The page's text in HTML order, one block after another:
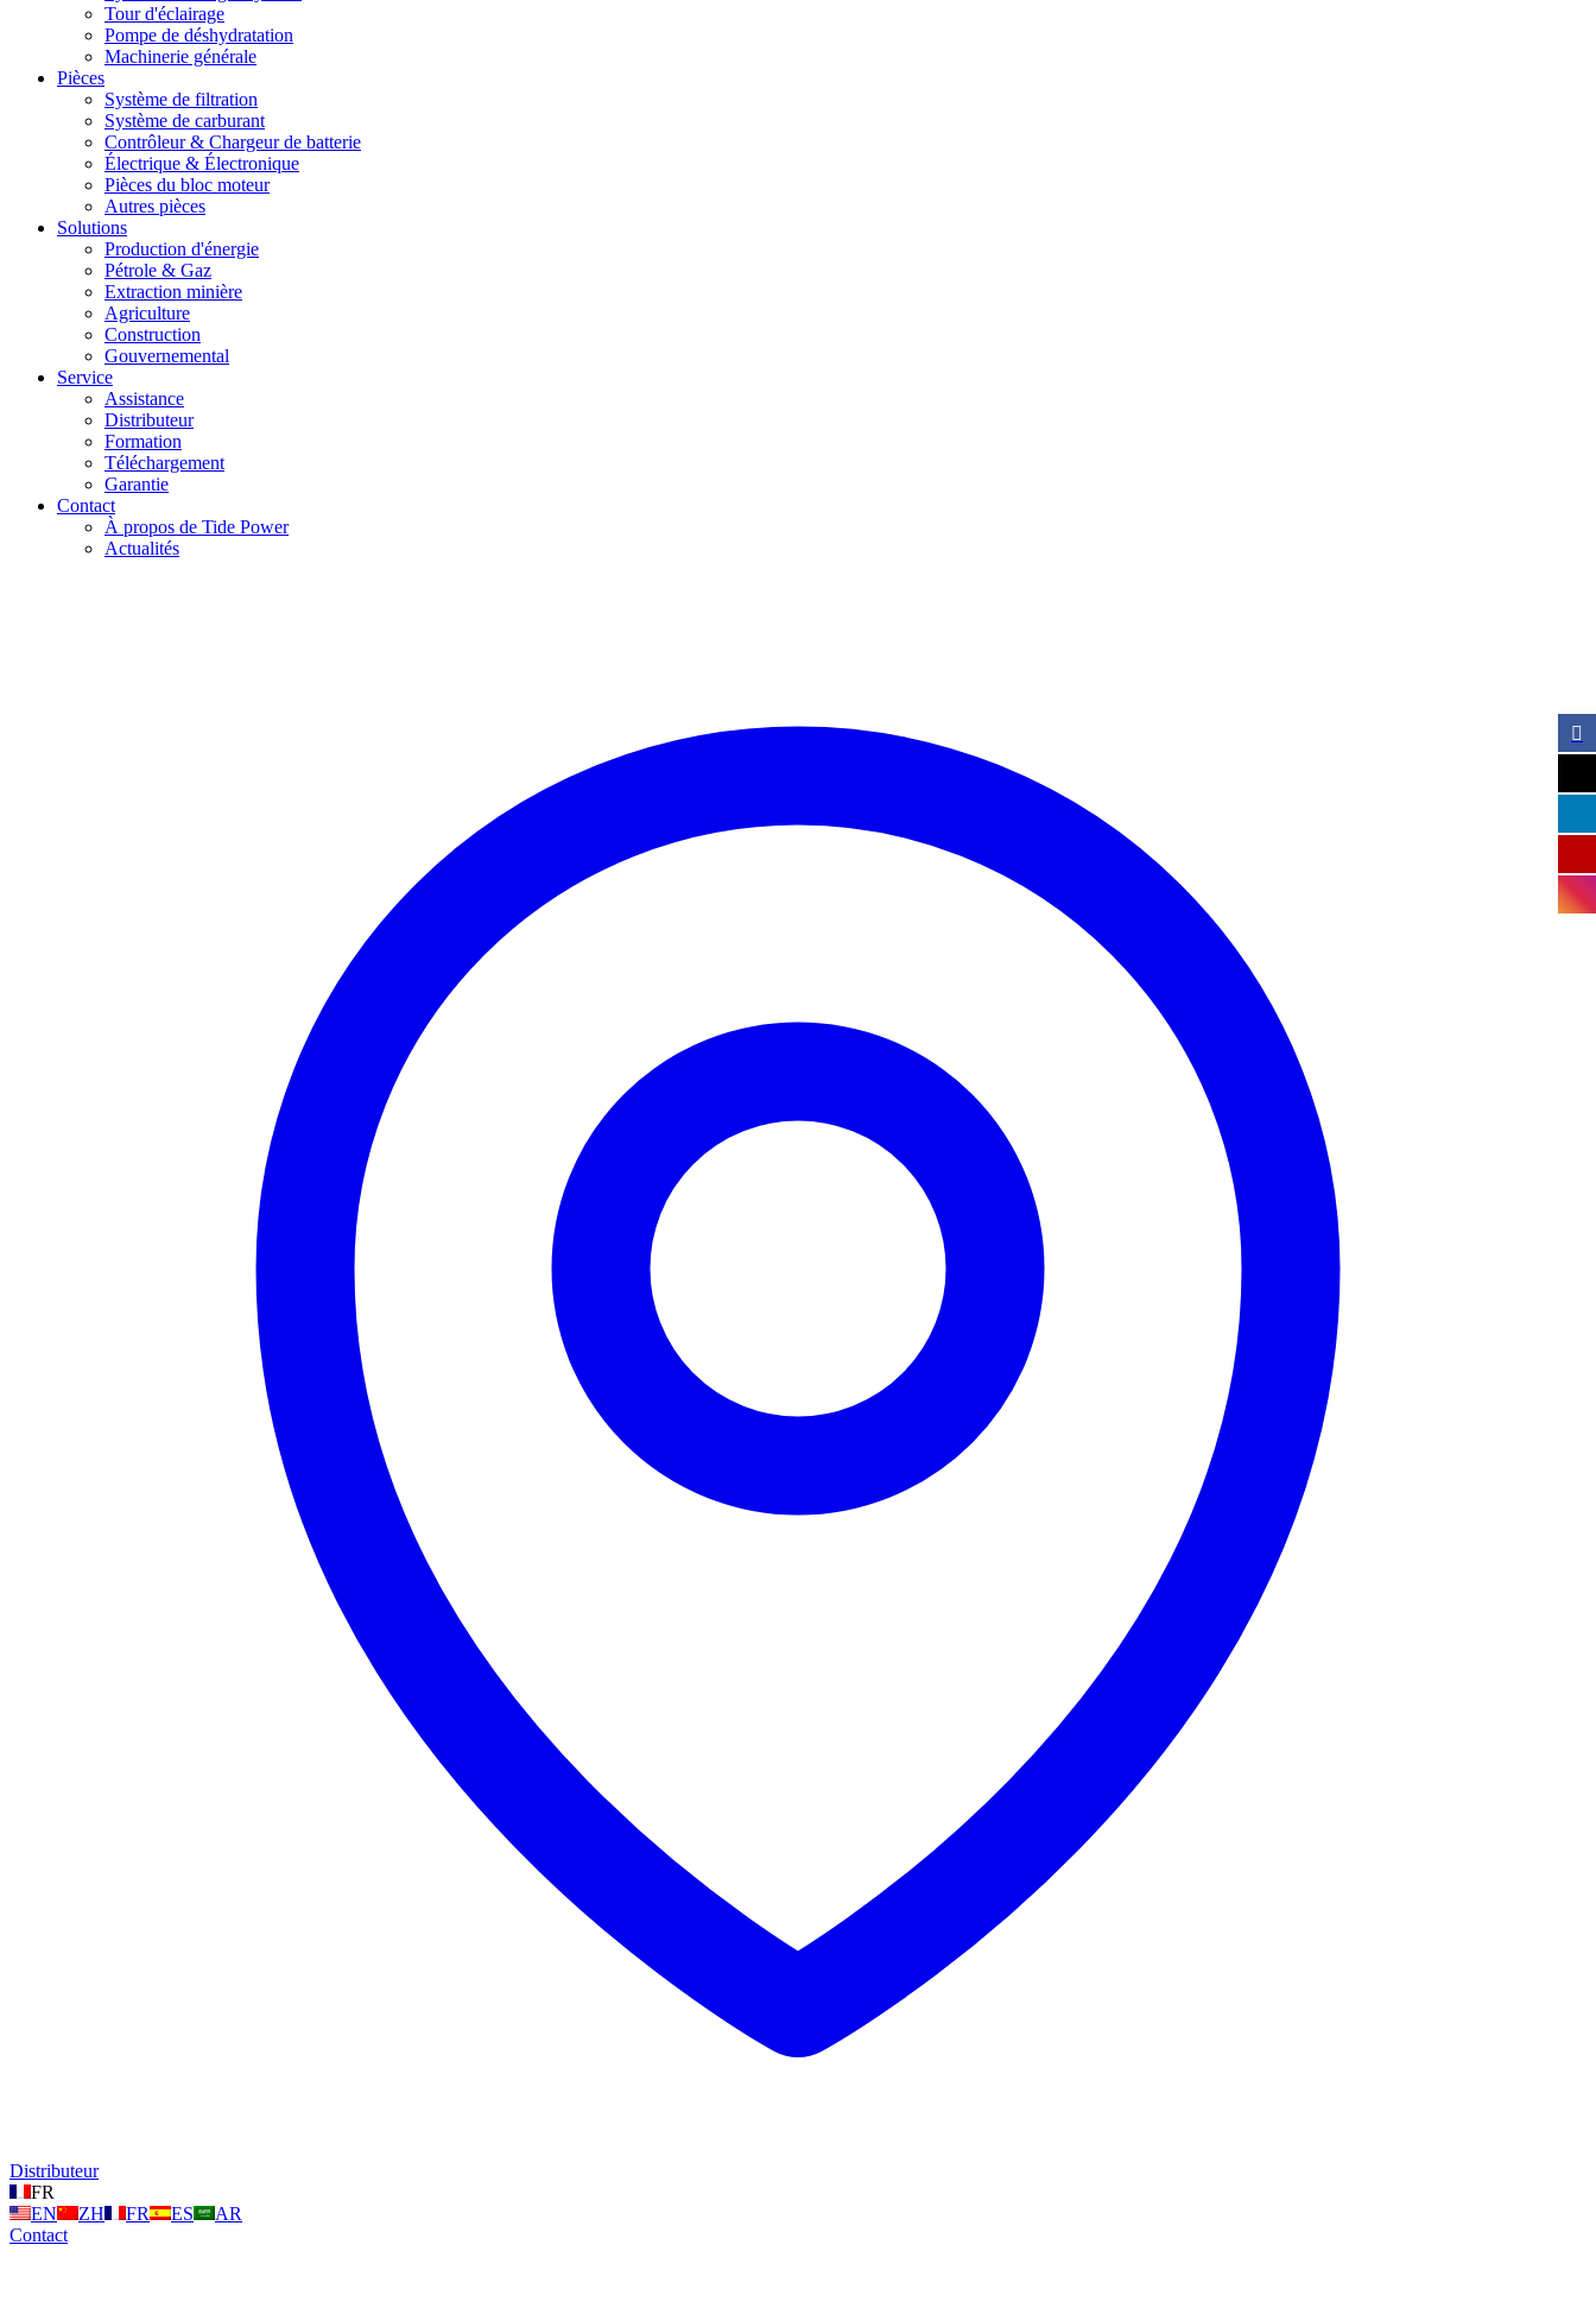
Tour d'éclairage
Pompe de déshydratation
Machinerie générale
Pièces
Système de filtration
Système de carburant
Contrôleur & Chargeur de batterie
Électrique & Électronique
Pièces du bloc moteur
Autres pièces
Solutions
Production d'énergie
Pétrole & Gaz
Extraction minière
Agriculture
Construction
Gouvernemental
Service
Assistance
Distributeur
Formation
Téléchargement
Garantie
Contact
À propos de Tide Power
Actualités
Distributeur
FR
EN
ZH FR ES
AR
Contact